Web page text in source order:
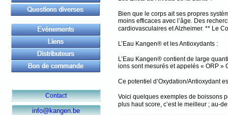
Contact
info@kangen.be
Bien que le corps ait ses propres
moins efficaces avec l’âge. Des
cardiovasculaires et Alzheimer. ** Le
L’Eau Kangen® et les Antioxydants :
L’Eau Kangen® contient de large
ions sont mesurés et appelés « ORP »
Ce potentiel d’Oxydation/Antioxydant
Voici quelques exemples de boissons
plus haut score, c’est le meilleur ; au-